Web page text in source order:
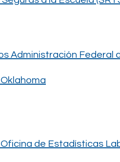
Administración Federal
de Estadísticas